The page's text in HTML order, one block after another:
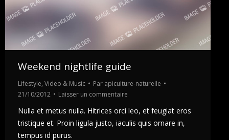
Weekend nightlife guide
Lifestyle, Video & Music Par apiculture-naturelle
21/10/2012
Laisser un commentaire
Nulla et metus nulla. Hitrices orci leo, et feugiat eros
tristique et. Proin ligula justo, iaculis quis ornare in,
tempus id purus.